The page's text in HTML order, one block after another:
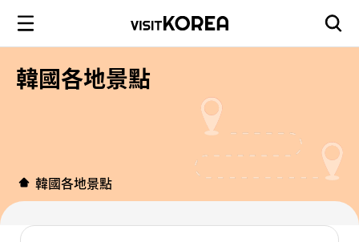
韓國各地景點
韓國各地景點